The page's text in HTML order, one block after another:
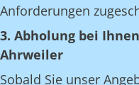
Anforderungen
3. Abholung bei
Ahrweiler
Sobald Sie unser